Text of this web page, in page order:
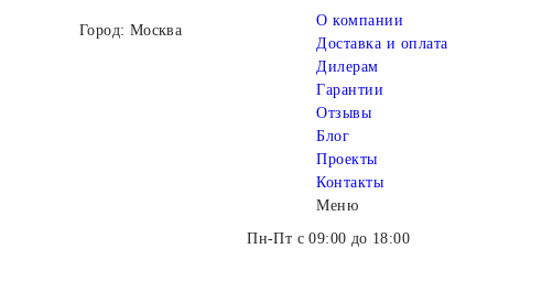
Город: Москва
О компании
Доставка и оплата
Дилерам
Гарантии
Отзывы
Блог
Проекты
Контакты
Меню
Пн-Пт с 09:00 до 18:00